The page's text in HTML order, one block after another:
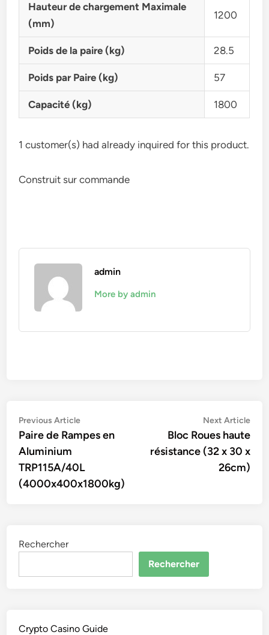
Hauteur de chargement Maximale
(mm)
1200
Poids de la paire (kg) 28.5
Poids par Paire (kg) 57
Capacité (kg) 1800
1 customer(s) had already inquired for this product.
Construit sur commande
admin
More by admin
Navigation
de
l’article
Previous ArticlePrevious
article:
Paire de Rampes en
Aluminium
TRP115A/40L
(4000x400x1800kg)
Next Article
Bloc Roues haute
résistance (32 x 30 x
26cm)
Rechercher
Rechercher
Crypto Casino Guide